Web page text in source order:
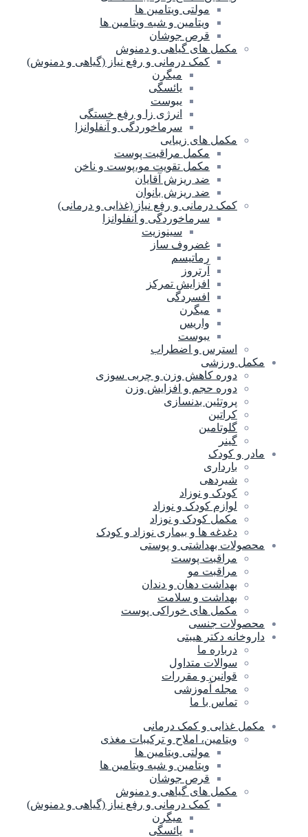
مولتی ویتامین ها
ویتامین و شبه ویتامین ها
قرص جوشان
مکمل های گیاهی و دمنوش
کمک درمانی و رفع نیاز (گیاهی و دمنوش)
میگرن
یائسگی
یبوست
انرژی زا و رفع خستگی
سرماخوردگی و آنفلوانزا
مکمل های زیبایی
مکمل مراقبت پوست
مکمل تقویت مو،پوست و ناخن
ضد ریزش آقایان
ضد ریزش بانوان
کمک درمانی و رفع نیاز (غذایی و درمانی)
سرماخوردگی و آنفلوانزا
سینوزیت
غضروف ساز
رماتیسم
آرتروز
افزایش تمرکز
افسردگی
میگرن
واریس
یبوست
استرس و اضطراب
مکمل ورزشی
دوره کاهش وزن و چربی سوزی
دوره حجم و افزایش وزن
پروتئین بدنسازی
کراتین
گلوتامین
گینر
مادر و کودک
بارداری
شیردهی
کودک و نوزاد
لوازم کودک و نوزاد
مکمل کودک و نوزاد
دغدغه ها و بیماری نوزاد و کودک
محصولات بهداشتی و پوستی
مراقبت پوست
مراقبت مو
بهداشت دهان و دندان
بهداشت و سلامت
مکمل های خوراکی پوست
محصولات جنسی
داروخانه دکتر هیبتی
درباره ما
سوالات متداول
قوانین و مقررات
مجله آموزشی
تماس با ما
مکمل غذایی و کمک درمانی
ویتامین، املاح و ترکیبات مغذی
مولتی ویتامین ها
ویتامین و شبه ویتامین ها
قرص جوشان
مکمل های گیاهی و دمنوش
کمک درمانی و رفع نیاز (گیاهی و دمنوش)
میگرن
یائسگی